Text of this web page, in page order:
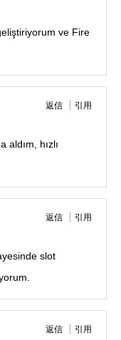
ve Fire
返信 引用
aldım, hızlı
返信 引用
slot
返信 引用